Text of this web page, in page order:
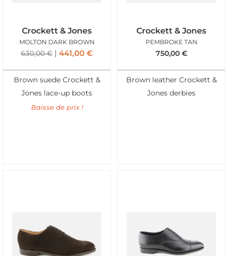
Crockett & Jones
MOLTON DARK BROWN
630,00€ 441,00 €
Brown suede Crockett &
Jones lace-up boots
Baisse de prix !
Crockett & Jones
PEMBROKE TAN
750,00 €
Brown leather Crockett &
Jones derbies